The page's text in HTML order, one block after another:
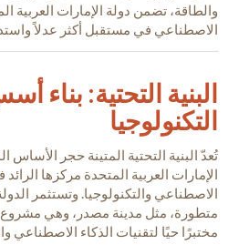
والطاقة، تضمن دولة الإمارات العربية
الاصطناعي في مستقبل أكثر عدلاً
البنية التحتية: بناء
التكنولوجيا
تُعدّ البنية التحتية المتينة حجر الأساس
الإمارات العربية المتحدة مركزها
الاصطناعي والتكنولوجيا. وتستثمر
متطورة، مثل مدينة مصدر، وهي
مختبرًا حيًا لتقنيات الذكاء الاصطناعي